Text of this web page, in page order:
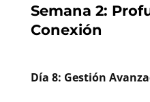
Semana 2:
Conexión
Día 8: Gestión